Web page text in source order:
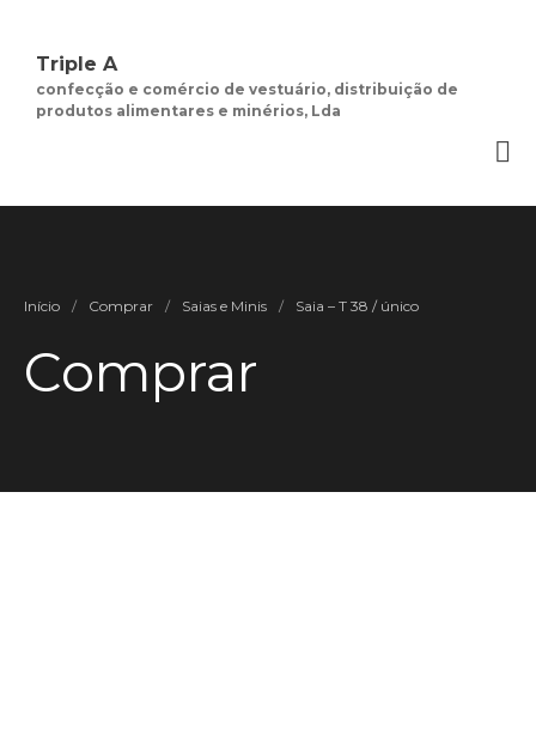
Social
Triple A
confecção e comércio de vestuário, distribuição de
produtos alimentares e minérios, Lda
Início / Comprar / Saias e Minis / Saia – T 38 / único
Comprar